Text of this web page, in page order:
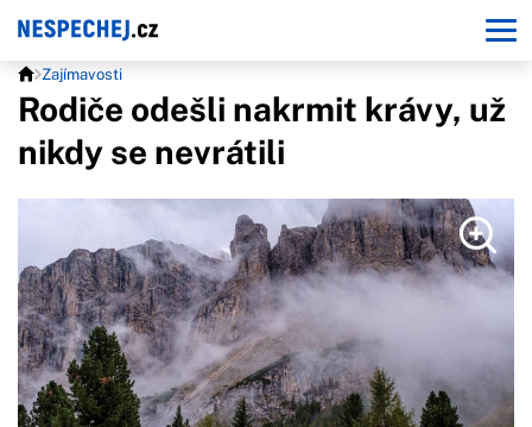
Zajímavosti
Rodiče odešli nakrmit krávy, už
nikdy se nevrátili